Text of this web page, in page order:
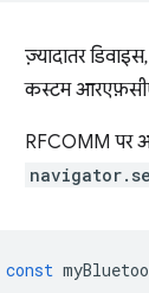
ज़्यादातर
कस्टम
RFCOMM पर
const